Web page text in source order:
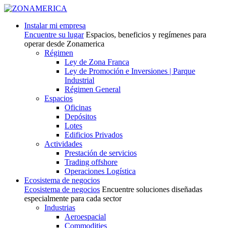
Instalar mi empresa
Encuentre su lugar Espacios, beneficios y regímenes para
operar desde Zonamerica
Régimen
Ley de Zona Franca
Ley de Promoción e Inversiones | Parque
Industrial
Régimen General
Espacios
Oficinas
Depósitos
Lotes
Edificios Privados
Actividades
Prestación de servicios
Trading offshore
Operaciones Logística
Ecosistema de negocios
Ecosistema de negocios Encuentre soluciones diseñadas
especialmente para cada sector
Industrias
Aeroespacial
Commodities